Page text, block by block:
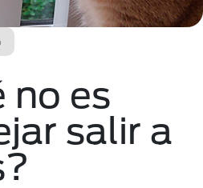
no es
salir a